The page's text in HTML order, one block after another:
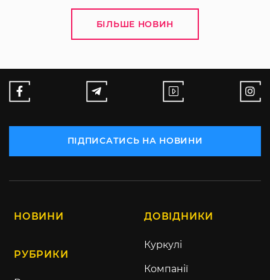
БІЛЬШЕ НОВИН
ПІДПИСАТИСЬ НА НОВИНИ
НОВИНИ
РУБРИКИ
ДОВІДНИКИ
Куркулі
Компанії